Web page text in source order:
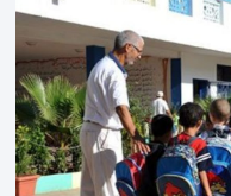
الاجتماع تقديم عرض
مفصل حول مشاركة المنتخبين الوطنيين لأقل من 18 سنة، إناثا وذكورا،